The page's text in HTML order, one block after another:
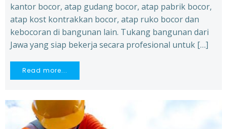
kantor bocor, atap gudang bocor, atap pabrik bocor,
atap kost kontrakkan bocor, atap ruko bocor dan
kebocoran di bangunan lain. Tukang bangunan dari
Jawa yang siap bekerja secara profesional untuk […]
Read more...